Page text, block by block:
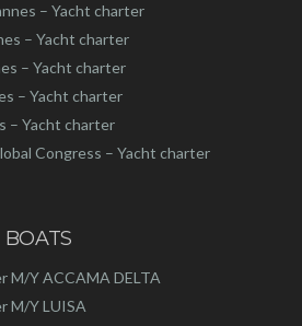
– Yacht charter
– Yacht charter
– Yacht charter
– Yacht charter
– Yacht charter
Congress – Yacht charter
M/Y ACCAMA DELTA
M/Y LUISA